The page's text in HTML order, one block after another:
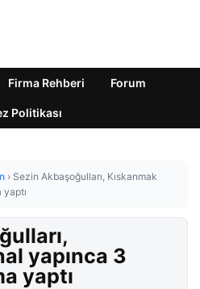
Firma Rehberi Forum
Politikası
› Sezin Akbaşoğulları, Kıskanmak
yapınca 3
yaptı